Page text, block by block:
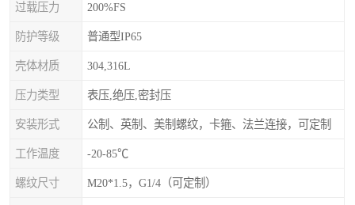
过载压力 200%FS
防护等级 普通型IP65
壳体材质 304,316L
压力类型 表压,绝压,密封压
安装形式 公制、英制、美制螺纹，卡箍、法兰连接，可定制
工作温度 -20-85℃
螺纹尺寸 M20*1.5，G1/4（可定制）